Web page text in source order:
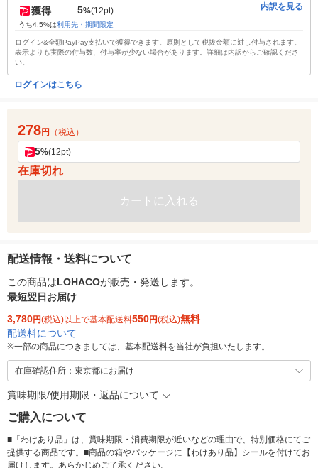
獲得 5%(12pt)
うち4.5%は利用先・期間限定
内訳を見る
ログイン&全額PayPay支払いで獲得できます。原則として税抜金額に対し付与されます。
表示よりも実際の付与数、付与率が少ない場合があります。詳細は内訳からご確認くださ
い。
ログインはこちら
278円 （税込）
5%(12pt)
在庫切れ
カートに入れる
配送情報・送料について
この商品はLOHACOが販売・発送します。
最短翌日お届け
3,780円(税込)以上で基本配送料550円(税込)無料
配送料について
※一部の商品につきましては、基本配送料を当社が負担いたします。
在庫確認住所：東京都にお届け
賞味期限/使用期限・返品について
ご購入について
■「わけあり品」は、賞味期限・消費期限が近いなどの理由で、特別価格にてご
提供する商品です。■商品の箱やパッケージに【わけあり品】シールを付けてお
届けします。あらかじめご了承ください。